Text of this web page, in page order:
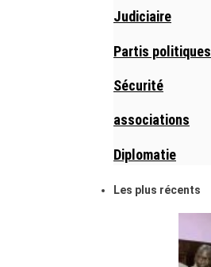
Judiciaire
Partis politiques
Sécurité
associations
Diplomatie
Les plus récents